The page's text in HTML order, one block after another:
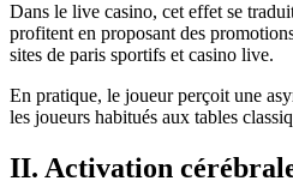
Dans le live casino, cet effet se
profitent en proposant des
sites de paris sportifs et casino live.
En pratique, le joueur perçoit une
les joueurs habitués aux tables
II. Activation